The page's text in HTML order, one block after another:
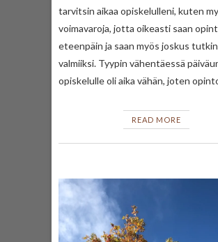
tarvitsin aikaa opiskelulleni, kuten
voimavaroja, jotta oikeasti saan
eteenpäin ja saan myös joskus
valmiiksi. Tyypin vähentäessä
opiskelulle oli aika vähän, joten
READ MORE